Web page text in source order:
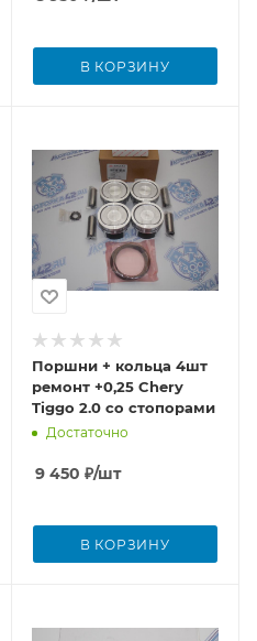
В КОРЗИНУ
Поршни + кольца 4шт
ремонт +0,25 Chery
Tiggo 2.0 со стопорами
Достаточно
9 450 ₽/шт
В КОРЗИНУ